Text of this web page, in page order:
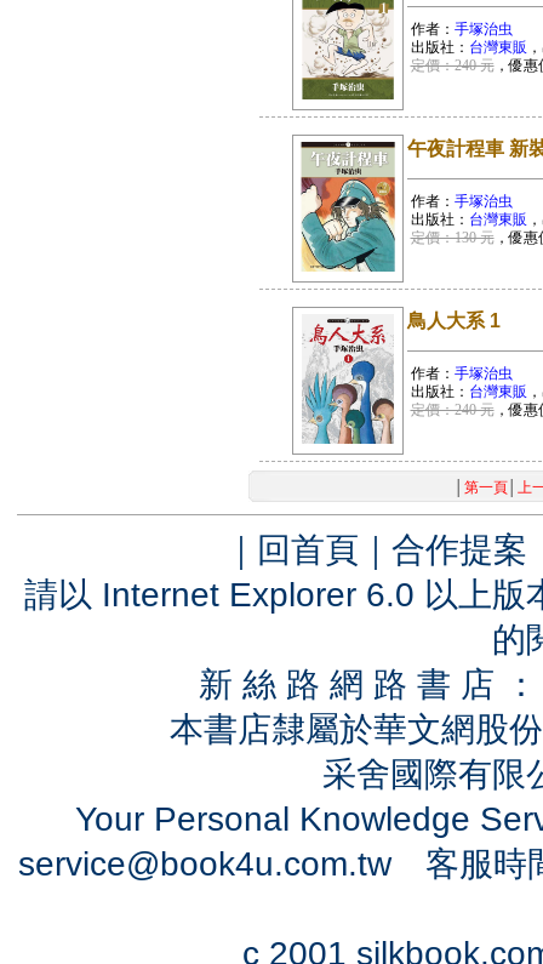
作者： 手塚治虫
出版社： 台灣東販
定價：240 元，優惠
午夜計程車 新
作者： 手塚治虫
出版社： 台灣東販
定價：130 元，優惠
鳥人大系 1
作者： 手塚治虫
出版社： 台灣東販
定價：240 元，優惠
第一頁│ 上
｜ 回首頁 ｜ 合作提案
請以 Internet Explorer 6.0 以上
的
新 絲 路 網 路 書 店
本書店隸屬於華文網股
采舍國際有
Your Personal Knowledge
service@book4u.com.tw客服時
c 2001